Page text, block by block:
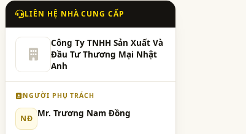
LIÊN HỆ NHÀ CUNG CẤP
Công Ty TNHH Sản Xuất Và
Đầu Tư Thương Mại Nhật
Anh
NGƯỜI PHỤ TRÁCH
NĐ Mr. Trương Nam Đồng